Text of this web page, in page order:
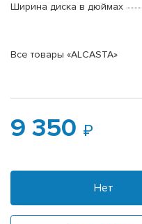
Ширина диска в дюймах
Все товары «ALCASTA»
9 350
Нет